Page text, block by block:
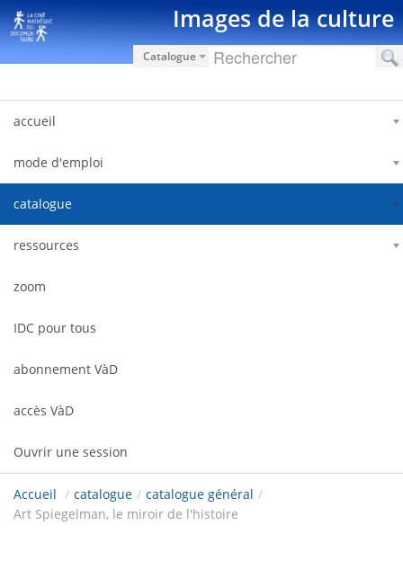
Saut au contenu Images de la culture
Catalogue
accueil
mode d'emploi
catalogue
ressources
zoom
IDC pour tous
abonnement VàD
accès VàD
Ouvrir une session
Accueil / catalogue / catalogue général /
Art Spiegelman, le miroir de l'histoire